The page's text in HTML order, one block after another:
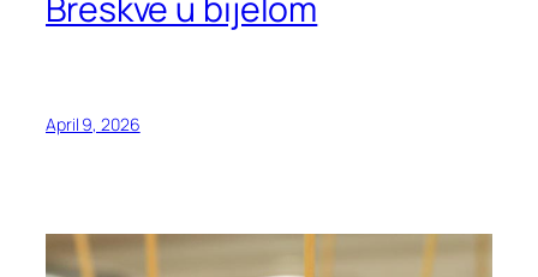
Breskve u bijelom
April 9, 2026